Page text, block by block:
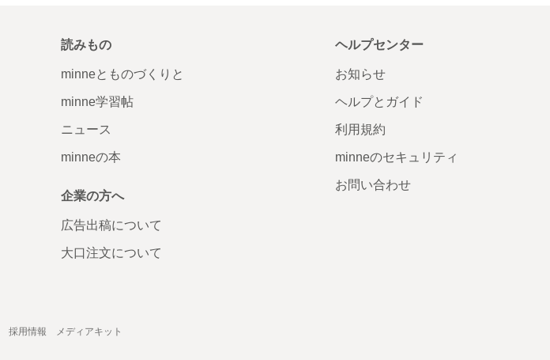
読みもの
minneとものづくりと
minne学習帖
ニュース
minneの本
企業の方へ
広告出稿について
大口注文について
ヘルプセンター
お知らせ
ヘルプとガイド
利用規約
minneのセキュリティ
お問い合わせ
採用情報 メディアキット